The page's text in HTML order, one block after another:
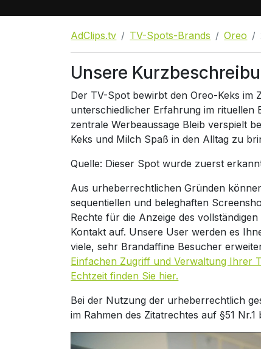
AdClips.tv TV-Spots-Brands Oreo
Unsere
Der TV-Spot bewirbt den Oreo-Keks im
unterschiedlicher Erfahrung im rituellen
zentrale Werbeaussage Bleib verspielt
Keks und Milch Spaß in den Alltag zu
Quelle: Dieser Spot wurde zuerst
Aus urheberrechtlichen Gründen
sequentiellen und beleghaften
Rechte für die Anzeige des
Kontakt auf. Unsere User werden es
viele, sehr Brandaffine Besucher
Einfachen Zugriff und Verwaltung Ihrer
Echtzeit finden Sie hier.
Bei der Nutzung der urheberrechtlich
im Rahmen des Zitatrechtes auf §51 Nr.1